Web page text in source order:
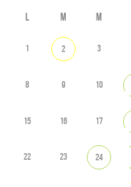
L M M
1 2 3
8 9 10
15 16 17
22 23 24